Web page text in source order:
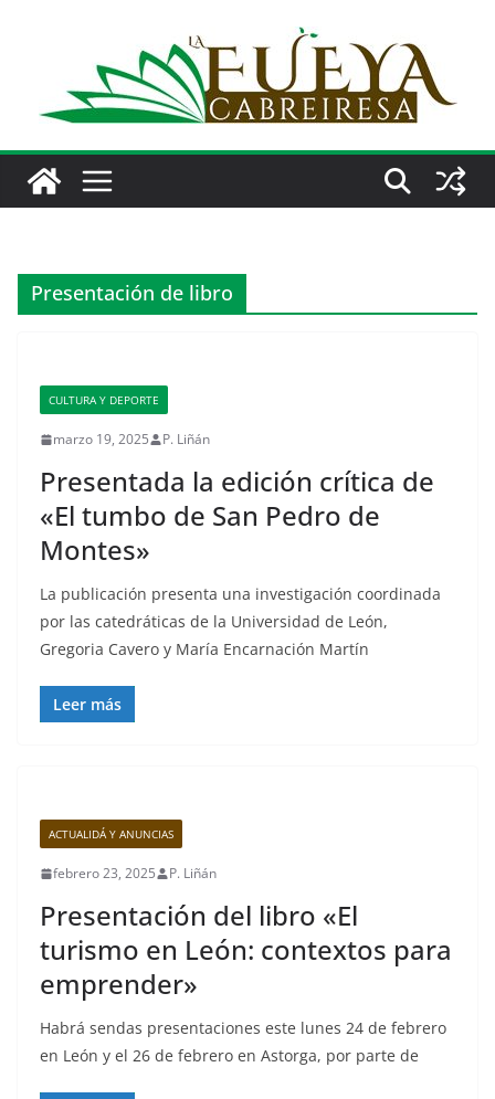
Presentación de libro
CULTURA Y DEPORTE
marzo 19, 2025 P. Liñán
Presentada la edición crítica de
«El tumbo de San Pedro de
Montes»
La publicación presenta una investigación coordinada
por las catedráticas de la Universidad de León,
Gregoria Cavero y María Encarnación Martín
Leer más
ACTUALIDÁ Y ANUNCIAS
febrero 23, 2025 P. Liñán
Presentación del libro «El
turismo en León: contextos para
emprender»
Habrá sendas presentaciones este lunes 24 de febrero
en León y el 26 de febrero en Astorga, por parte de